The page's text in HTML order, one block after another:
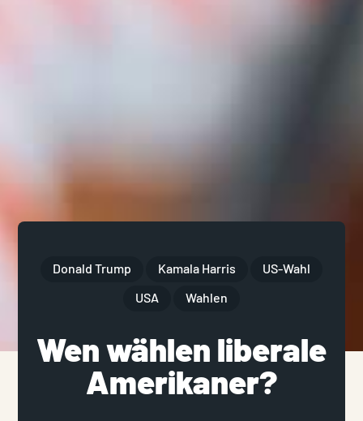
Donald Trump Kamala Harris
US-Wahl
USA
Wahlen
Wen wählen liberale
Amerikaner?